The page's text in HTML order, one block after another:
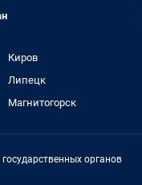
Киров
Липецк
Магнитогорск
органов